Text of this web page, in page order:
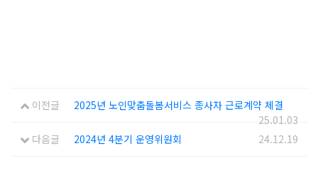
이전글
2025년 노인맞춤돌봄서비스 종사자 근로계약 체결
25.01.03
다음글
2024년 4분기 운영위원회 24.12.19